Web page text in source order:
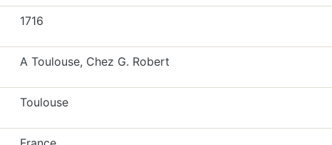
1716
A Toulouse, Chez G. Robert
Toulouse